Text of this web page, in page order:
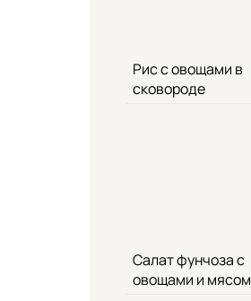
Рис с овощами в
сковороде
Салат фунчоза с
овощами и мясом